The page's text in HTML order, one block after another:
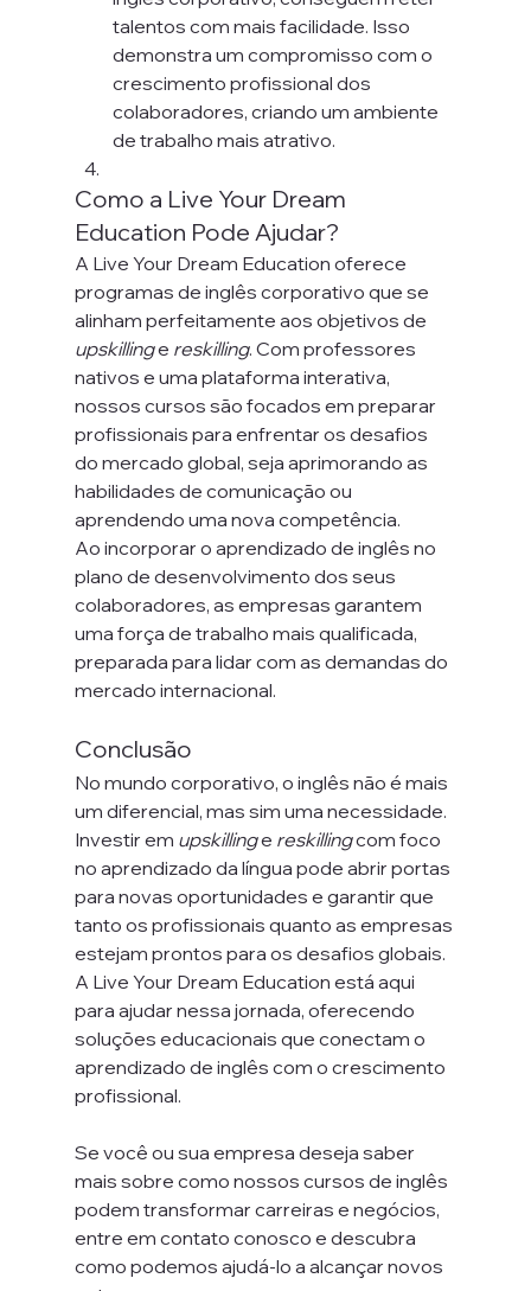
talentos com mais facilidade. Isso
demonstra um compromisso com o
crescimento profissional dos
colaboradores, criando um ambiente
de trabalho mais atrativo.
Como a Live Your Dream
Education Pode Ajudar?
A Live Your Dream Education oferece
programas de inglês corporativo que se
alinham perfeitamente aos objetivos de
upskilling e reskilling. Com professores
nativos e uma plataforma interativa,
nossos cursos são focados em preparar
profissionais para enfrentar os desafios
do mercado global, seja aprimorando as
habilidades de comunicação ou
aprendendo uma nova competência.
Ao incorporar o aprendizado de inglês no
plano de desenvolvimento dos seus
colaboradores, as empresas garantem
uma força de trabalho mais qualificada,
preparada para lidar com as demandas do
mercado internacional.
Conclusão
No mundo corporativo, o inglês não é mais
um diferencial, mas sim uma necessidade.
Investir em upskilling e reskilling com foco
no aprendizado da língua pode abrir portas
para novas oportunidades e garantir que
tanto os profissionais quanto as empresas
estejam prontos para os desafios globais.
A Live Your Dream Education está aqui
para ajudar nessa jornada, oferecendo
soluções educacionais que conectam o
aprendizado de inglês com o crescimento
profissional.
Se você ou sua empresa deseja saber
mais sobre como nossos cursos de inglês
podem transformar carreiras e negócios,
entre em contato conosco e descubra
como podemos ajudá-lo a alcançar novos